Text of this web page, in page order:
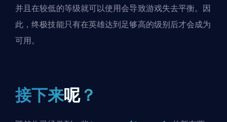
并且在较低的等级就可以使用会导致游戏失去平衡。因
此，终极技能只有在英雄达到足够高的级别后才会成为
可用。
接下来呢？